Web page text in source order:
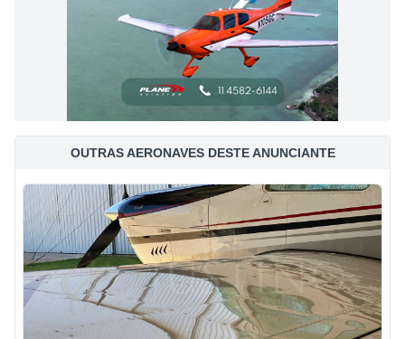
OUTRAS AERONAVES DESTE ANUNCIANTE